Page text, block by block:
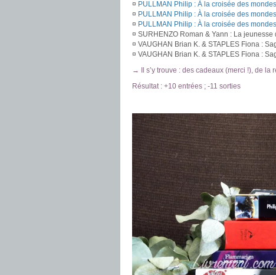
¤ PULLMAN Philip : À la croisée des
¤ PULLMAN Philip : À la croisée des
¤ PULLMAN Philip : À la croisée des
¤ SURHENZO Roman & Yann : La
¤ VAUGHAN Brian K. & STAPLES Fiona :
¤ VAUGHAN Brian K. & STAPLES Fiona :
→ Il s’y trouve : des cadeaux (merci !), de
Résultat : +10 entrées ; -11 sorties